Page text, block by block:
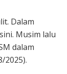
Dalam
Musim lalu
dalam
2025).